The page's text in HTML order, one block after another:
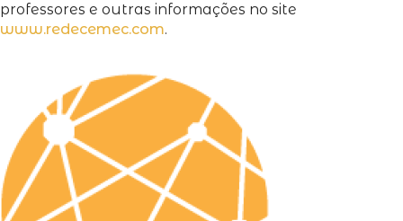
professores e outras informações no site
www.redecemec.com.